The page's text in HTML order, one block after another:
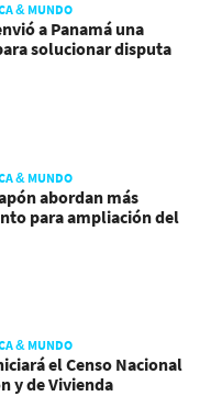
& MUNDO
a Panamá una
solucionar disputa
& MUNDO
abordan más
para ampliación del
& MUNDO
el Censo Nacional
y de Vivienda